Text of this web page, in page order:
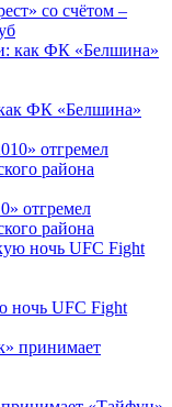
со счётом –
ФК «Белшина»
отгремел
района
ночь UFC Fight